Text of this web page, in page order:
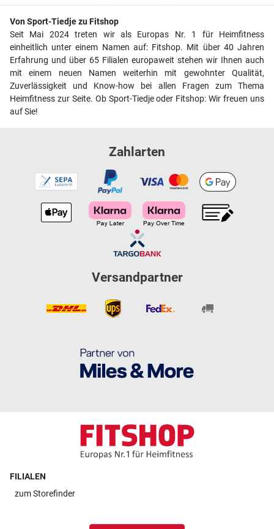
Von Sport-Tiedje zu Fitshop
Seit Mai 2024 treten wir als Europas Nr. 1 für Heimfitness
einheitlich unter einem Namen auf: Fitshop. Mit über 40 Jahren
Erfahrung und über 65 Filialen europaweit stehen wir Ihnen auch
mit einem neuen Namen weiterhin mit gewohnter Qualität,
Zuverlässigkeit und Know-how bei allen Fragen zum Thema
Heimfitness zur Seite. Ob Sport-Tiedje oder Fitshop: Wir freuen uns
auf Sie!
Zahlarten
Versandpartner
FILIALEN
zumStorefinder